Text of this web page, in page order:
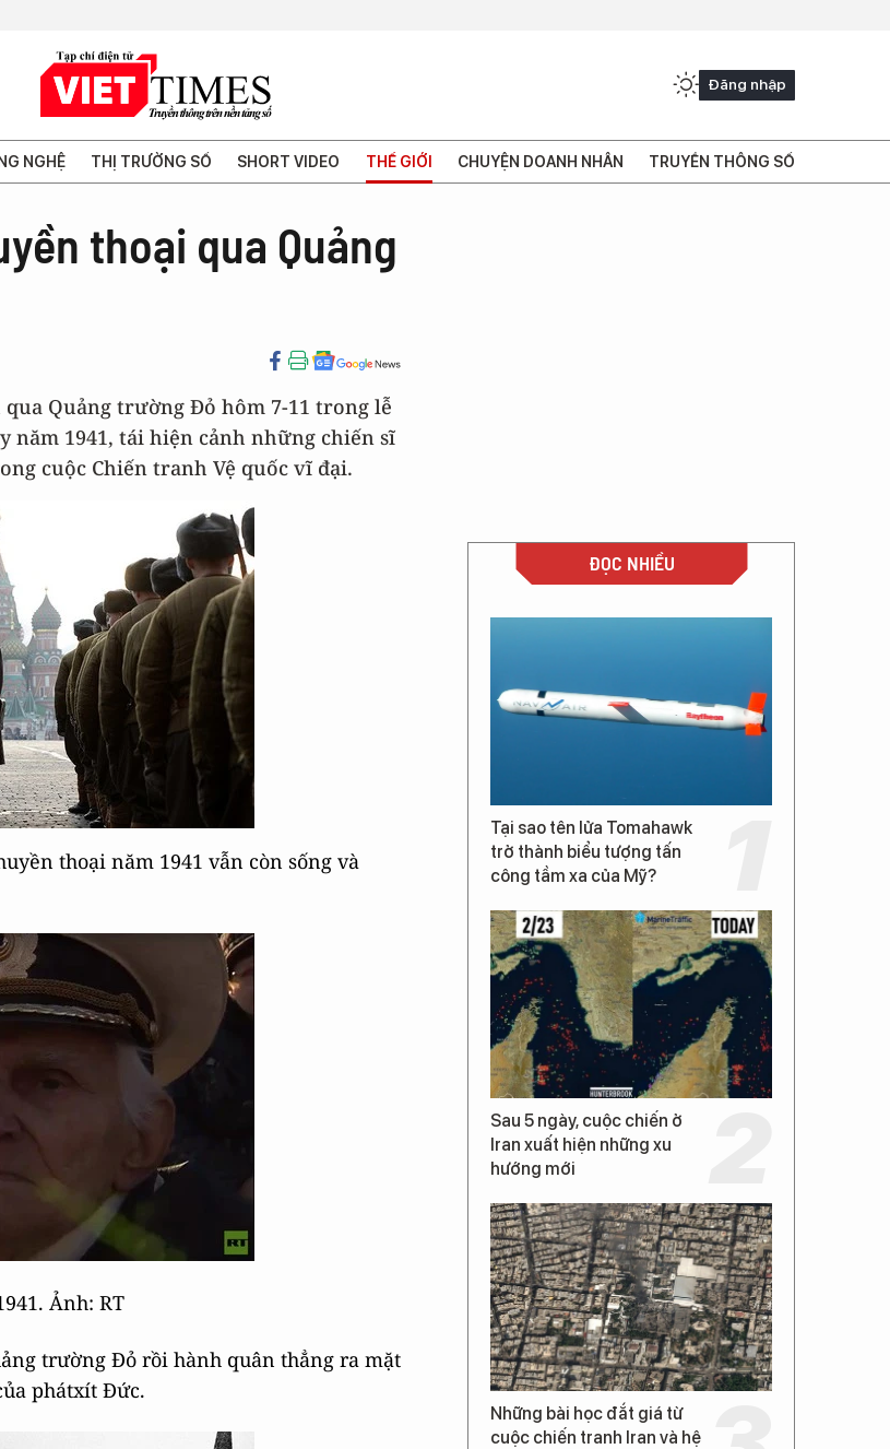
Đăng nhập
NGHỆ THỊ TRƯỜNG SỐ SHORT VIDEO THẾ GIỚI CHUYỆN DOANH NHÂN TRUYỀN THÔNG SỐ
thoại qua Quảng
Quảng trường Đỏ hôm 7-11 trong lễ
năm 1941, tái hiện cảnh những chiến sĩ
cuộc Chiến tranh Vệ quốc vĩ đại.
thoại năm 1941 vẫn còn sống và
Ảnh: RT
trường Đỏ rồi hành quân thẳng ra mặt
phátxít Đức.
ĐỌC NHIỀU
Tại sao tên lửa Tomahawk
trở thành biểu tượng tấn
công tầm xa của Mỹ?
Sau 5 ngày, cuộc chiến ở
Iran xuất hiện những xu
hướng mới
Những bài học đắt giá từ
cuộc chiến tranh Iran và hệ